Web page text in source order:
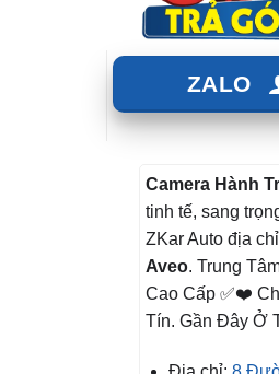
ZALO
Camera Hành
tinh tế, sang
ZKar Auto địa chỉ
Aveo. Trung
Cao Cấp ✅❤️
Tín. Gần Đây Ở